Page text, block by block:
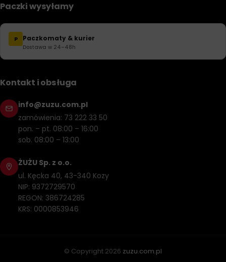
Paczki wysyłamy
P Paczkomaty & kurier
Dostawa w 24–48h
Kontakt i obsługa
info@zuzu.com.pl
zamówienia: 73 222 33 50
pon. – pt. 08:00 – 16:00
sob. 08:00 – 13:00
ŻUŻU Sp. z o.o.
ul. Kęcka 40, 43-340 Kozy
NIP: 9372729570
REGON: 386724285
KRS: 0000853946
© Copyright 2026 zuzu.com.pl